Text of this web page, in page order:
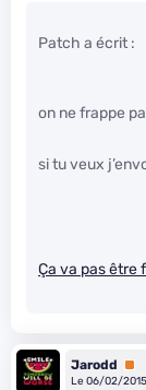
Patch a écrit :
on ne frappe
si tu veux
Ça va pas être
Jarodd
Le 06/02/2015